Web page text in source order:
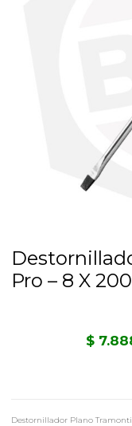
Pro – 8 X
$
Destornillador Plano